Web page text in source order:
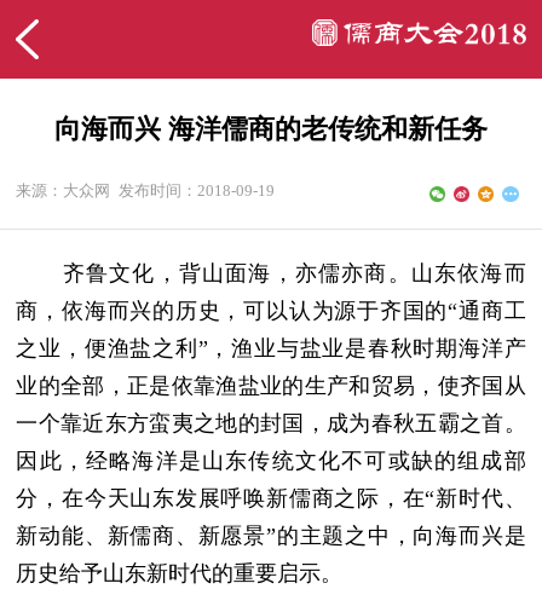
向海而兴 海洋儒商的老传统和新任务
来源：大众网 发布时间：2018-09-19
齐鲁文化，背山面海，亦儒亦商。山东依海而
商，依海而兴的历史，可以认为源于齐国的“通商工
之业，便渔盐之利”，渔业与盐业是春秋时期海洋产
业的全部，正是依靠渔盐业的生产和贸易，使齐国从
一个靠近东方蛮夷之地的封国，成为春秋五霸之首。
因此，经略海洋是山东传统文化不可或缺的组成部
分，在今天山东发展呼唤新儒商之际，在“新时代、
新动能、新儒商、新愿景”的主题之中，向海而兴是
历史给予山东新时代的重要启示。